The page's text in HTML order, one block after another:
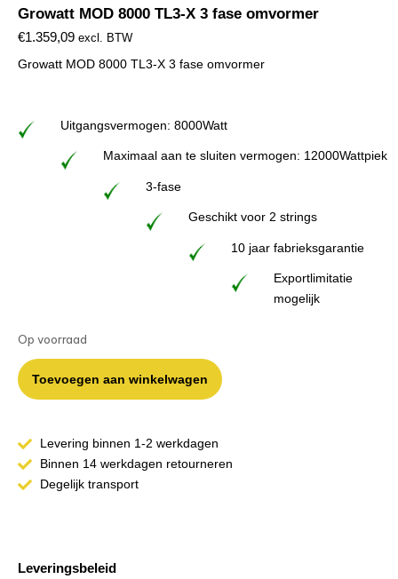
Growatt MOD 8000 TL3-X 3 fase omvormer
€1.359,09 excl. BTW
Growatt MOD 8000 TL3-X 3 fase omvormer
Uitgangsvermogen: 8000Watt
Maximaal aan te sluiten vermogen: 12000Wattpiek
3-fase
Geschikt voor 2 strings
10 jaar fabrieksgarantie
Exportlimitatie
mogelijk
Op voorraad
Toevoegen aan winkelwagen
Levering binnen 1-2 werkdagen
Binnen 14 werkdagen retourneren
Degelijk transport
Leveringsbeleid